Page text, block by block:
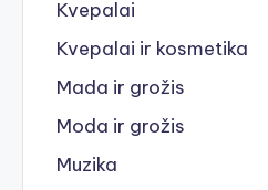
Kvepalai
Kvepalai ir kosmetika
Mada ir grožis
Moda ir grožis
Muzika